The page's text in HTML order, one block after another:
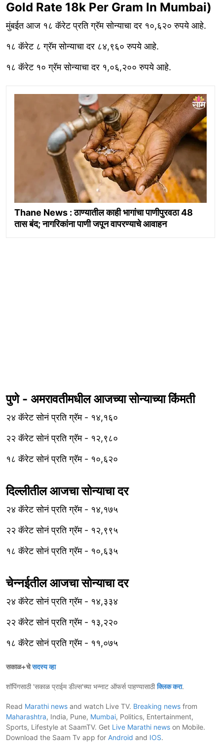
Gold Rate 18k Per Gram In Mumbai)
मुंबईत आज १८ कॅरेट प्रति ग्रॅम सोन्याचा दर १०,६२० रुपये आहे.
१८ कॅरेट ८ ग्रॅम सोन्याचा दर ८४,९६० रुपये आहे.
१८ कॅरेट १० ग्रॅम सोन्याचा दर १,०६,२०० रुपये आहे.
Thane News : ठाण्यातील काही भागांचा पाणीपुरवठा 48
तास बंद; नागरिकांना पाणी जपून वापरण्याचे आवाहन
पुणे - अमरावतीमधील आजच्या सोन्याच्या किंमती
२४ कॅरेट सोनं प्रति ग्रॅम - १४,१६०
२२ कॅरेट सोनं प्रति ग्रॅम - १२,९८०
१८ कॅरेट सोनं प्रति ग्रॅम - १०,६२०
दिल्लीतील आजचा सोन्याचा दर
२४ कॅरेट सोनं प्रति ग्रॅम - १४,१७५
२२ कॅरेट सोनं प्रति ग्रॅम - १२,९९५
१८ कॅरेट सोनं प्रति ग्रॅम - १०,६३५
चेन्नईतील आजचा सोन्याचा दर
२४ कॅरेट सोनं प्रति ग्रॅम - १४,३३४
२२ कॅरेट सोनं प्रति ग्रॅम - १३,२२०
१८ कॅरेट सोनं प्रति ग्रॅम - ११,०७५
सकाळ+चेसदस्य व्हा
शॉपिंगसाठी 'सकाळ प्राईम डील्स'च्या भन्नाट ऑफर्स पाहण्यासाठीक्लिक करा.
Read Marathi news and watch Live TV. Breaking news from
Maharashtra, India, Pune, Mumbai, Politics, Entertainment,
Sports, Lifestyle at SaamTV. Get Live Marathi news on Mobile.
Download the Saam Tv app for Android and IOS.